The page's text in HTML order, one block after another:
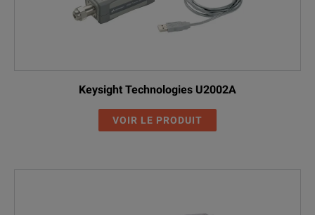
Keysight Technologies U2002A
VOIR LE PRODUIT